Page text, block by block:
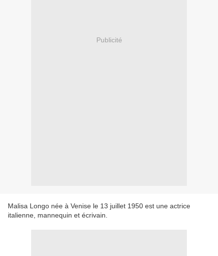
Publicité
Malisa Longo née à Venise le 13 juillet 1950 est une actrice
italienne, mannequin et écrivain.